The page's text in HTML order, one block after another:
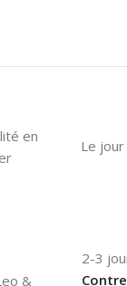
en
Le
&
2-3